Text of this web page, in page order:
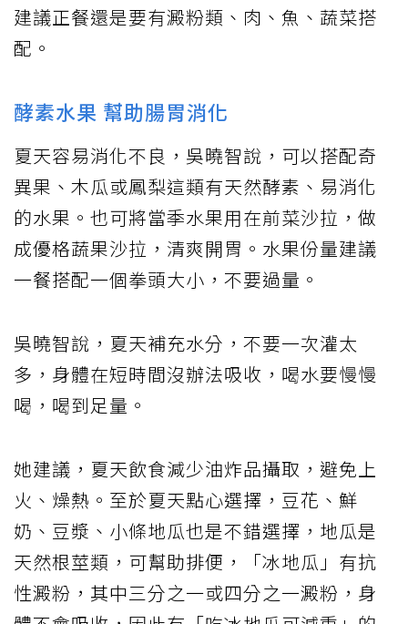
建議正餐還是要有澱粉類、肉、魚、蔬菜搭
配。
酵素水果 幫助腸胃消化
夏天容易消化不良，吳曉智說，可以搭配奇
異果、木瓜或鳳梨這類有天然酵素、易消化
的水果。也可將當季水果用在前菜沙拉，做
成優格蔬果沙拉，清爽開胃。水果份量建議
一餐搭配一個拳頭大小，不要過量。
吳曉智說，夏天補充水分，不要一次灌太
多，身體在短時間沒辦法吸收，喝水要慢慢
喝，喝到足量。
她建議，夏天飲食減少油炸品攝取，避免上
火、燥熱。至於夏天點心選擇，豆花、鮮
奶、豆漿、小條地瓜也是不錯選擇，地瓜是
天然根莖類，可幫助排便，「冰地瓜」有抗
性澱粉，其中三分之一或四分之一澱粉，身